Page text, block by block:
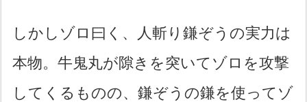
しかしゾロ曰く、人斬り鎌ぞうの実力は
本物。牛鬼丸が隙きを突いてゾロを攻撃
してくるものの、鎌ぞうの鎌を使ってゾ